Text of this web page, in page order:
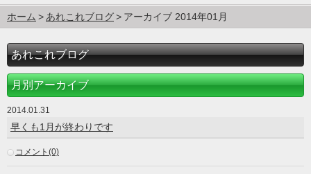
ホーム あれこれブログ アーカイブ 2014年01月
あれこれブログ
月別アーカイブ
2014.01.31
早くも1月が終わりです
コメント(0)